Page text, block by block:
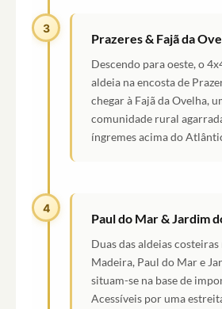
3
Prazeres & Fajã da
Descendo para oeste, o
aldeia na encosta de
chegar à Fajã da Ovelha,
comunidade rural
íngremes acima do
4
Paul do Mar & Jardim
Duas das aldeias
Madeira, Paul do Mar e
situam-se na base de
Acessíveis por uma